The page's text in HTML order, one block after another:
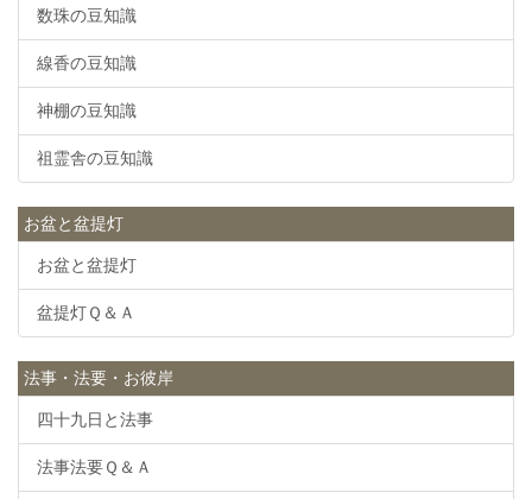
数珠の豆知識
線香の豆知識
神棚の豆知識
祖霊舎の豆知識
お盆と盆提灯
お盆と盆提灯
盆提灯Ｑ＆Ａ
法事・法要・お彼岸
四十九日と法事
法事法要Ｑ＆Ａ